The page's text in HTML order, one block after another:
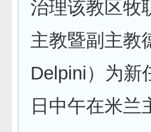
治理该教区牧
主教暨副主教
Delpini）为新
日中午在米兰